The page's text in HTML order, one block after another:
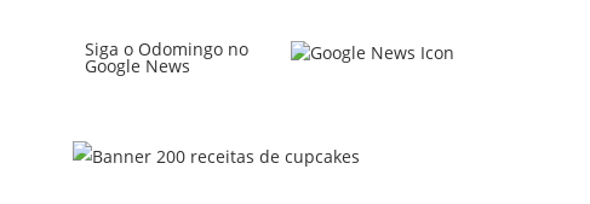
Siga o Odomingo no
Google News